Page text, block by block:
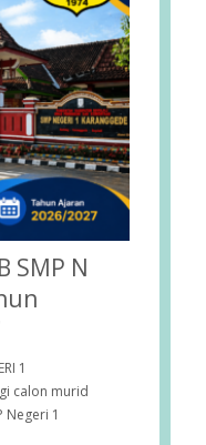
SMP N
1
calon murid
Negeri 1